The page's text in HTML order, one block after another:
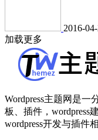
2016-
加载更多
Wordpress主题网是一
板、插件，wordpress
wordpress开发与插件